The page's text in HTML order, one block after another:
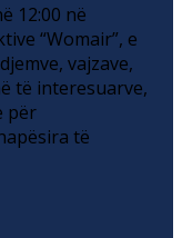
12:00 në
“Womair”, e
vajzave,
të interesuarve,
për
të